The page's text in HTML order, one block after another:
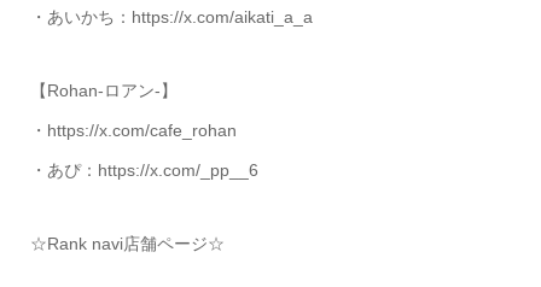
・あいかち：https://x.com/aikati_a_a
【Rohan-ロアン-】
・https://x.com/cafe_rohan
・あぴ：https://x.com/_pp__6
☆Rank navi店舗ページ☆